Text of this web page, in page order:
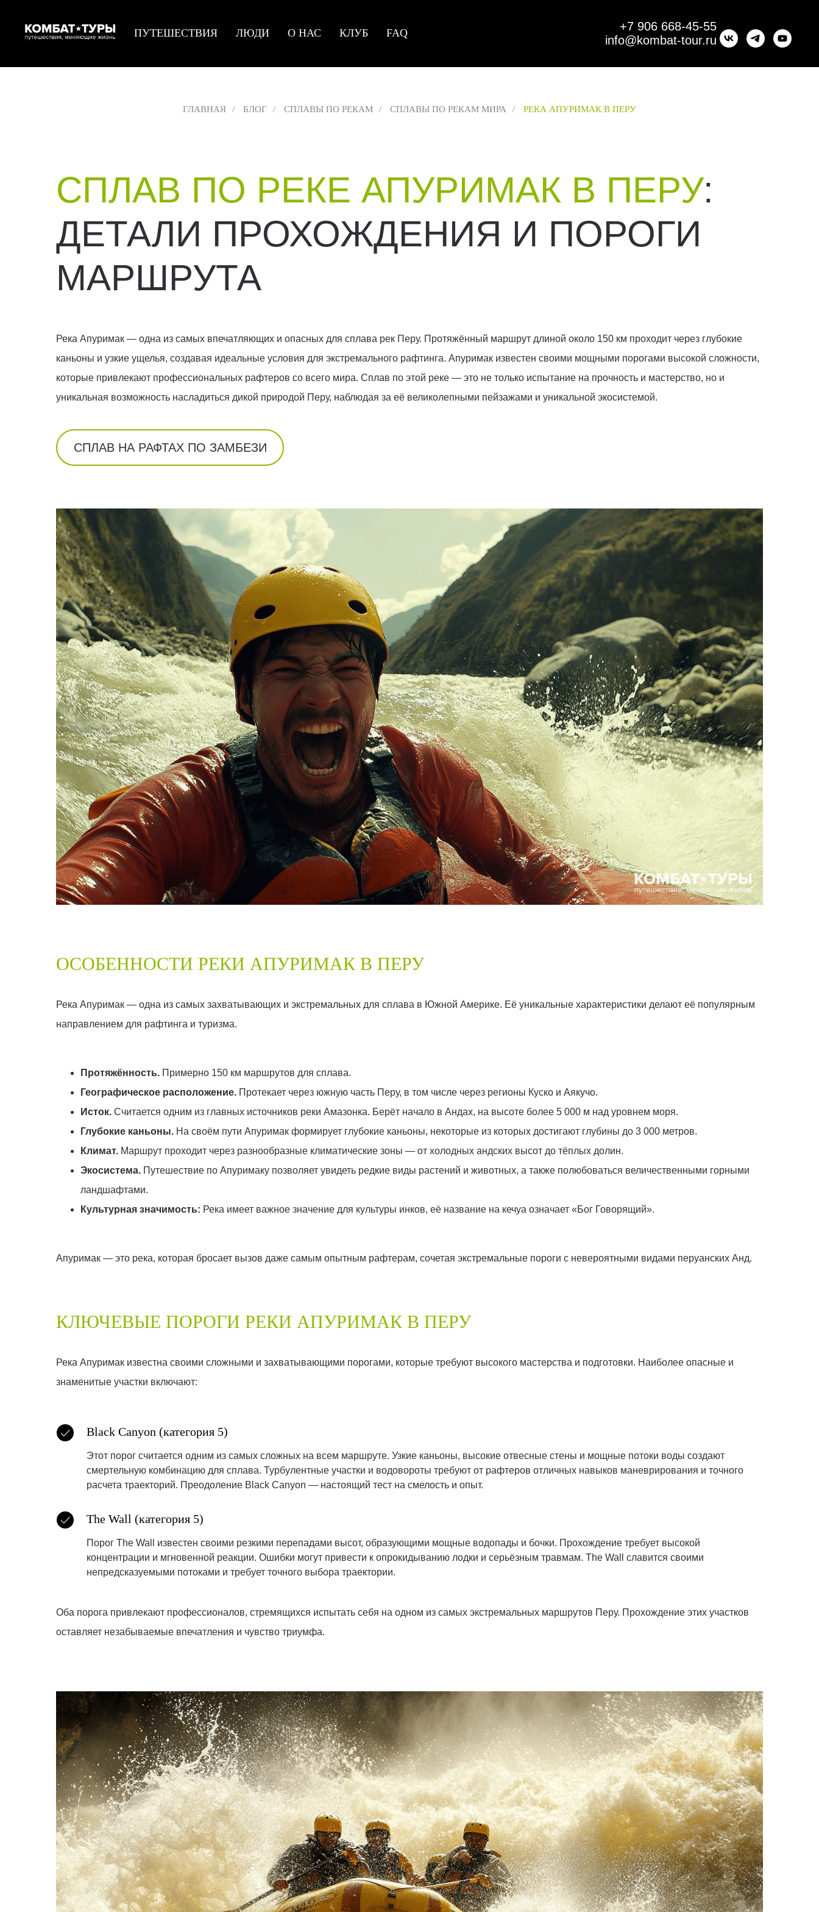
ПУТЕШЕСТВИЯ ЛЮДИ О НАС КЛУБ FAQ
+7 906 668-45-55
info@kombat-tour.ru
ГЛАВНАЯ / БЛОГ / СПЛАВЫ ПО РЕКАМ / СПЛАВЫ ПО РЕКАМ МИРА / РЕКА АПУРИМАК В ПЕРУ
СПЛАВ ПО РЕКЕ АПУРИМАК В ПЕРУ:
ДЕТАЛИ ПРОХОЖДЕНИЯ И ПОРОГИ
МАРШРУТА
Река Апуримак — одна из самых впечатляющих и опасных для сплава рек Перу. Протяжённый маршрут длиной около 150 км проходит через глубокие
каньоны и узкие ущелья, создавая идеальные условия для экстремального рафтинга. Апуримак известен своими мощными порогами высокой сложности,
которые привлекают профессиональных рафтеров со всего мира. Сплав по этой реке — это не только испытание на прочность и мастерство, но и
уникальная возможность насладиться дикой природой Перу, наблюдая за её великолепными пейзажами и уникальной экосистемой.
СПЛАВ НА РАФТАХ ПО ЗАМБЕЗИ
ОСОБЕННОСТИ РЕКИ АПУРИМАК В ПЕРУ
Река Апуримак — одна из самых захватывающих и экстремальных для сплава в Южной Америке. Её уникальные характеристики делают её популярным
направлением для рафтинга и туризма.
Протяжённость. Примерно 150 км маршрутов для сплава.
Географическое расположение. Протекает через южную часть Перу, в том числе через регионы Куско и Аякучо.
Исток. Считается одним из главных источников реки Амазонка. Берёт начало в Андах, на высоте более 5 000 м над уровнем моря.
Глубокие каньоны. На своём пути Апуримак формирует глубокие каньоны, некоторые из которых достигают глубины до 3 000 метров.
Климат. Маршрут проходит через разнообразные климатические зоны — от холодных андских высот до тёплых долин.
Экосистема. Путешествие по Апуримаку позволяет увидеть редкие виды растений и животных, а также полюбоваться величественными горными
ландшафтами.
Культурная значимость: Река имеет важное значение для культуры инков, её название на кечуа означает «Бог Говорящий».
Апуримак — это река, которая бросает вызов даже самым опытным рафтерам, сочетая экстремальные пороги с невероятными видами перуанских Анд.
КЛЮЧЕВЫЕ ПОРОГИ РЕКИ АПУРИМАК В ПЕРУ
Река Апуримак известна своими сложными и захватывающими порогами, которые требуют высокого мастерства и подготовки. Наиболее опасные и
знаменитые участки включают:
Black Canyon (категория 5)
Этот порог считается одним из самых сложных на всем маршруте. Узкие каньоны, высокие отвесные стены и мощные потоки воды создают
смертельную комбинацию для сплава. Турбулентные участки и водовороты требуют от рафтеров отличных навыков маневрирования и точного
расчета траекторий. Преодоление Black Canyon — настоящий тест на смелость и опыт.
The Wall (категория 5)
Порог The Wall известен своими резкими перепадами высот, образующими мощные водопады и бочки. Прохождение требует высокой
концентрации и мгновенной реакции. Ошибки могут привести к опрокидыванию лодки и серьёзным травмам. The Wall славится своими
непредсказуемыми потоками и требует точного выбора траектории.
Оба порога привлекают профессионалов, стремящихся испытать себя на одном из самых экстремальных маршрутов Перу. Прохождение этих участков
оставляет незабываемые впечатления и чувство триумфа.